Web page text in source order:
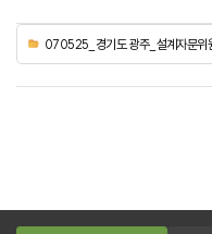
070525_경기도 광주_설계자문